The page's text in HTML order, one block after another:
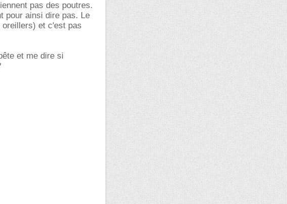
pas des poutres.
pour ainsi dire pas. Le
et c'est pas
et me dire si